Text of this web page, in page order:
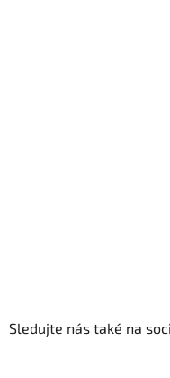
Sledujte nás také na